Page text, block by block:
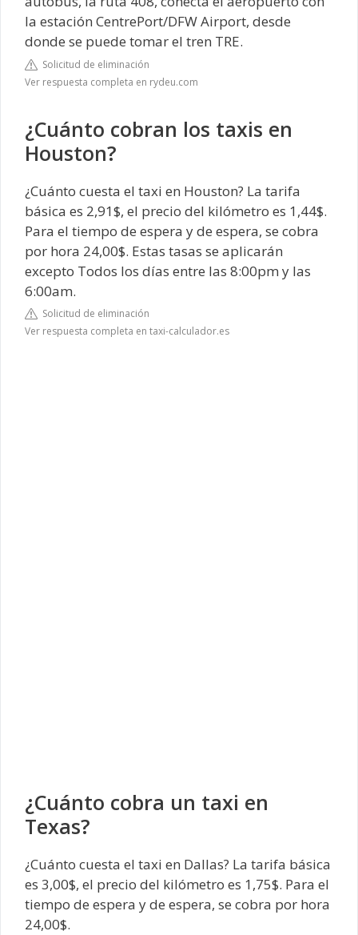
la estación CentrePort/DFW Airport, desde
donde se puede tomar el tren TRE.
Solicitud de eliminación
Ver respuesta completa en rydeu.com
¿Cuánto cobran los taxis en
Houston?
¿Cuánto cuesta el taxi en Houston? La tarifa
básica es 2,91$, el precio del kilómetro es 1,44$.
Para el tiempo de espera y de espera, se cobra
por hora 24,00$. Estas tasas se aplicarán
excepto Todos los días entre las 8:00pm y las
6:00am.
Solicitud de eliminación
Ver respuesta completa en taxi-calculador.es
¿Cuánto cobra un taxi en
Texas?
¿Cuánto cuesta el taxi en Dallas? La tarifa básica
es 3,00$, el precio del kilómetro es 1,75$. Para el
tiempo de espera y de espera, se cobra por hora
24,00$.